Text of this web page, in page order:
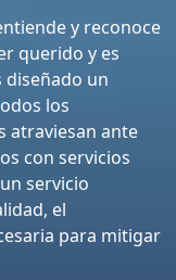
y reconoce
querido y es
diseñado un
los
atraviesan ante
con servicios
servicio
el
para mitigar